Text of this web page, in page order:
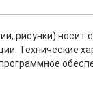
рисунки)
Технические